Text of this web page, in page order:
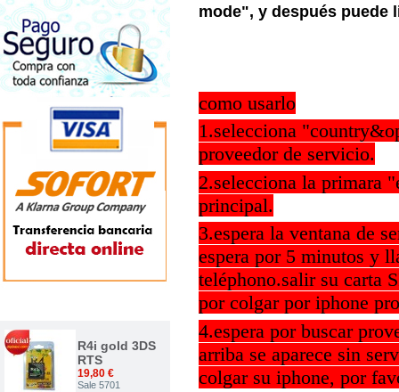
R4i gold 3DS
RTS
19,80 €
Sale 5701
mode", y después puede
como usarlo
1.selecciona
proveedor de servicio.
2.selecciona la primara
principal.
3.espera la ventana de
espera por 5 minutos y
teléphono.salir su carta
por colgar por iphone
4.espera por buscar
arriba se aparece sin
colgar su iphone, por